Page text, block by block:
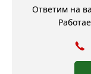
Ответим на